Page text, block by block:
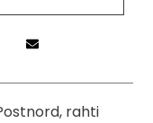
rahti